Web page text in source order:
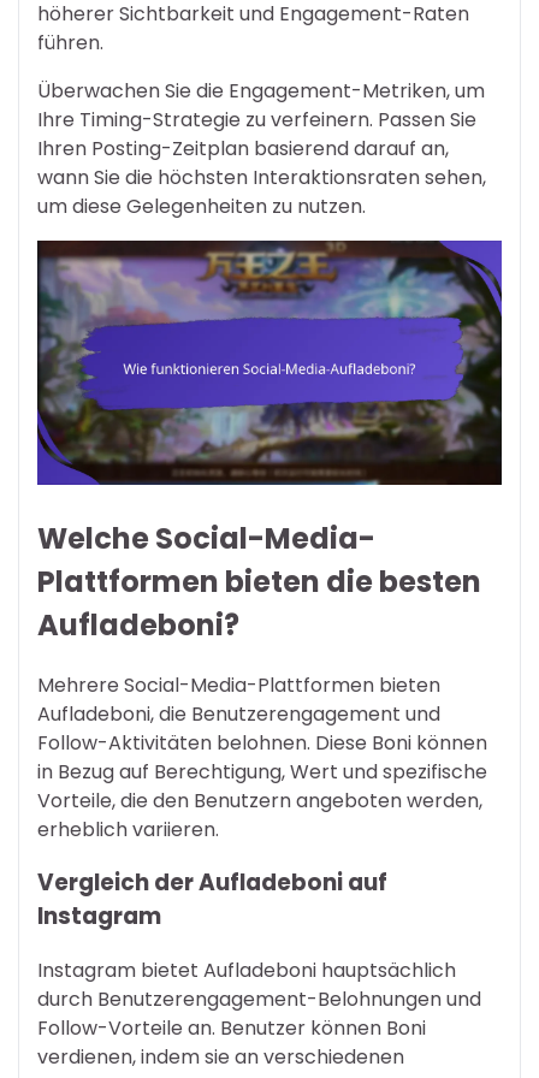
höherer Sichtbarkeit und Engagement-Raten
führen.
Überwachen Sie die Engagement-Metriken, um
Ihre Timing-Strategie zu verfeinern. Passen Sie
Ihren Posting-Zeitplan basierend darauf an,
wann Sie die höchsten Interaktionsraten sehen,
um diese Gelegenheiten zu nutzen.
Welche Social-Media-
Plattformen bieten die besten
Aufladeboni?
Mehrere Social-Media-Plattformen bieten
Aufladeboni, die Benutzerengagement und
Follow-Aktivitäten belohnen. Diese Boni können
in Bezug auf Berechtigung, Wert und spezifische
Vorteile, die den Benutzern angeboten werden,
erheblich variieren.
Vergleich der Aufladeboni auf
Instagram
Instagram bietet Aufladeboni hauptsächlich
durch Benutzerengagement-Belohnungen und
Follow-Vorteile an. Benutzer können Boni
verdienen, indem sie an verschiedenen